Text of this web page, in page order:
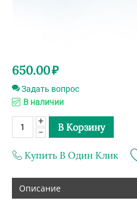
650.00₽
Задать вопрос
В наличии
+
−
В Корзину
Купить В Один Клик
Описание